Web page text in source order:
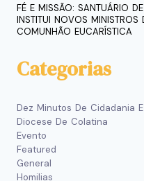
FÉ E MISSÃO: SANTUÁRIO
INSTITUI NOVOS MINISTROS
COMUNHÃO EUCARÍSTICA
Categorias
Dez Minutos De Cidadania
Diocese De Colatina
Evento
Featured
General
Homilias